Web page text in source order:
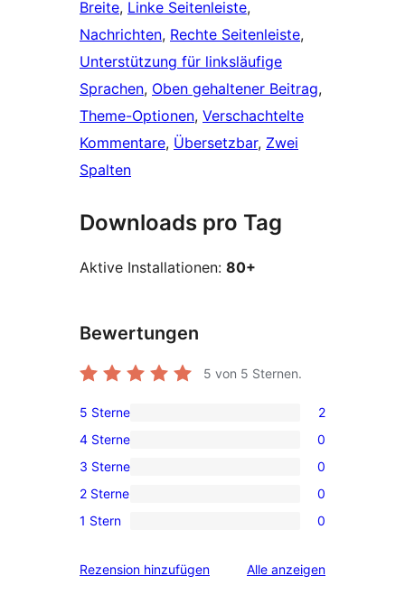
Breite, Linke Seitenleiste
Nachrichten, Rechte Seitenleiste
Unterstützung für linksläufige
Sprachen, Oben gehaltener Beitrag
Theme-Optionen, Verschachtelte
Kommentare, Übersetzbar, Zwei
Spalten
Downloads pro Tag
Aktive Installationen: 80+
Bewertungen
5 von 5 Sternen.
2 5-
Sterne-
Rezensionen
5 Sterne 2
0 4-
Sterne-
Rezensionen
4 Sterne 0
0 3-
Sterne-
Rezensionen
3 Sterne 0
0 2-
Sterne-
2 Sterne 0
0 1-
Rezensionen
1 Stern 0
Rezension hinzufügen Alle Rezensionen
anzeigen